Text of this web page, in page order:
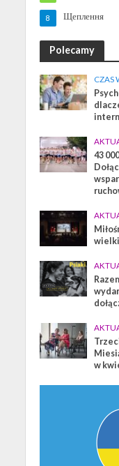
Щеплення
8
Polecamy
CZAS
43
w